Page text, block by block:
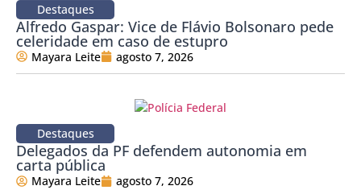
Destaques
Alfredo Gaspar: Vice de Flávio Bolsonaro pede
celeridade em caso de estupro
Mayara Leite agosto 7, 2026
Destaques
Delegados da PF defendem autonomia em
carta pública
Mayara Leite agosto 7, 2026